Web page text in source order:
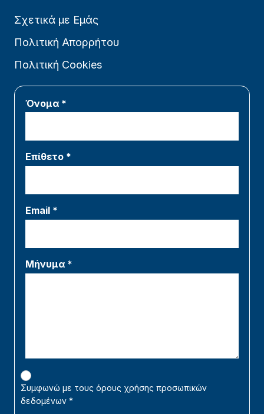
Σχετικά με Εμάς
Πολιτική Απορρήτου
Πολιτική Cookies
Όνομα *
Επίθετο *
Email *
Μήνυμα *
Συμφωνώ με τους όρους χρήσης προσωπικών
δεδομένων *